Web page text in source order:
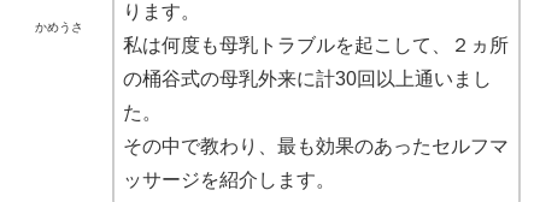
かめうさ
ります。
私は何度も母乳トラブルを起こして、２ヵ所
の桶谷式の母乳外来に計30回以上通いまし
た。
その中で教わり、最も効果のあったセルフマ
ッサージを紹介します。